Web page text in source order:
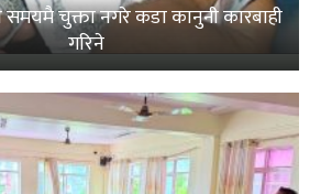
चुक्ता नगरे कडा कानुनी कारबाही
गरिने